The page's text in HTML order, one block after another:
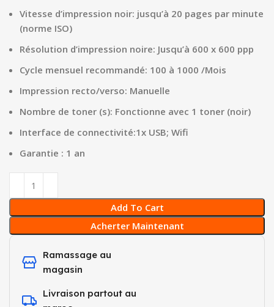
Vitesse d’impression noir: jusqu’à 20 pages par minute
(norme ISO)
Résolution d’impression noire: Jusqu’à 600 x 600 ppp
Cycle mensuel recommandé: 100 à 1000 /Mois
Impression recto/verso: Manuelle
Nombre de toner (s): Fonctionne avec 1 toner (noir)
Interface de connectivité:1x USB; Wifi
Garantie : 1 an
Add To Cart
Acherter Maintenant
Ramassage au
magasin
Livraison partout au